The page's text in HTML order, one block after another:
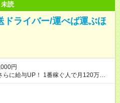
未読
ドライバー/運べば運ぶほ
円
に給与UP！ 1番稼ぐ人で月120万ほ
■月収50万